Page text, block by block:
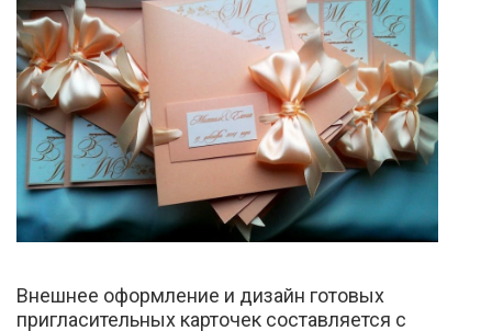
Внешнее оформление и дизайн готовых
пригласительных карточек составляется с